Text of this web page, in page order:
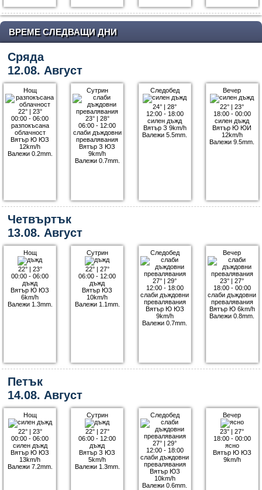
ВРЕМЕ СЛЕДВАЩИ ДНИ
Сряда
12.08. Август
Нощ
22°| 23°
00:00 - 06:00
разпокъсана
облачност
Вятър Ю ЮЗ
12km/h
Валежи 0.2mm.
Сутрин
23°| 28°
06:00 - 12:00
слаби дъждовни
превалявания
Вятър З ЮЗ
9km/h
Валежи 0.7mm.
Следобед
24° |28°
12:00 - 18:00
силен дъжд
Вятър З 9km/h
Валежи 5.5mm.
Вечер
22° |23°
18:00 - 00:00
силен дъжд
Вятър Ю ЮИ
12km/h
Валежи 9.5mm.
Четвъртък
13.08. Август
Нощ
22°| 23°
00:00 - 06:00
дъжд
Вятър Ю ЮЗ
6km/h
Валежи 1.3mm.
Сутрин
22°| 27°
06:00 - 12:00
дъжд
Вятър ЮЗ
10km/h
Валежи 1.1mm.
Следобед
27° |29°
12:00 - 18:00
слаби дъждовни
превалявания
Вятър Ю ЮЗ
9km/h
Валежи 0.7mm.
Вечер
23° |27°
18:00 - 00:00
слаби дъждовни
превалявания
Вятър Ю 6km/h
Валежи 0.8mm.
Петък
14.08. Август
Нощ
22°| 23°
00:00 - 06:00
силен дъжд
Вятър Ю ЮЗ
13km/h
Валежи 7.2mm.
Сутрин
22°| 27°
06:00 - 12:00
дъжд
Вятър З ЮЗ
5km/h
Валежи 1.3mm.
Следобед
27° |29°
12:00 - 18:00
слаби дъждовни
превалявания
Вятър ЮЗ
10km/h
Валежи 0.6mm.
Вечер
23° |27°
18:00 - 00:00
ясно
Вятър Ю ЮЗ
9km/h